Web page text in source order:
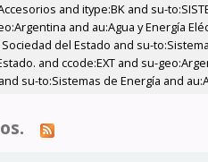
and itype:BK and su-
and au:Agua y Energía
del Estado and su-
and ccode:EXT and su-
su-to:Sistemas de Energía and